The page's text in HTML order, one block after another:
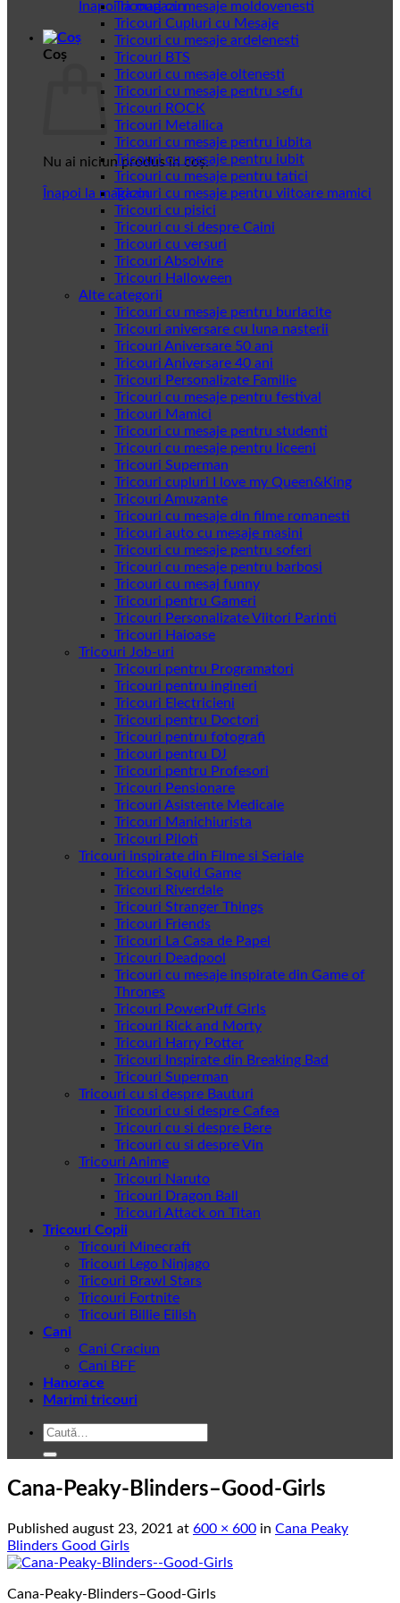
Înapoi la magazin
Coș
Nu ai niciun produs în coș.
Înapoi la magazin
Tricouri cu mesaje moldovenesti
Tricouri Cupluri cu Mesaje
Tricouri cu mesaje ardelenesti
Tricouri BTS
Tricouri cu mesaje oltenesti
Tricouri cu mesaje pentru sefu
Tricouri ROCK
Tricouri Metallica
Tricouri cu mesaje pentru iubita
Tricouri cu mesaje pentru iubit
Tricouri cu mesaje pentru tatici
Tricouri cu mesaje pentru viitoare mamici
Tricouri cu pisici
Tricouri cu si despre Caini
Tricouri cu versuri
Tricouri Absolvire
Tricouri Halloween
Alte categorii
Tricouri cu mesaje pentru burlacite
Tricouri aniversare cu luna nasterii
Tricouri Aniversare 50 ani
Tricouri Aniversare 40 ani
Tricouri Personalizate Familie
Tricouri cu mesaje pentru festival
Tricouri Mamici
Tricouri cu mesaje pentru studenti
Tricouri cu mesaje pentru liceeni
Tricouri Superman
Tricouri cupluri I love my Queen&King
Tricouri Amuzante
Tricouri cu mesaje din filme romanesti
Tricouri auto cu mesaje masini
Tricouri cu mesaje pentru soferi
Tricouri cu mesaje pentru barbosi
Tricouri cu mesaj funny
Tricouri pentru Gameri
Tricouri Personalizate Viitori Parinti
Tricouri Haioase
Tricouri Job-uri
Tricouri pentru Programatori
Tricouri pentru ingineri
Tricouri Electricieni
Tricouri pentru Doctori
Tricouri pentru fotografi
Tricouri pentru DJ
Tricouri pentru Profesori
Tricouri Pensionare
Tricouri Asistente Medicale
Tricouri Manichiurista
Tricouri Piloti
Tricouri inspirate din Filme si Seriale
Tricouri Squid Game
Tricouri Riverdale
Tricouri Stranger Things
Tricouri Friends
Tricouri La Casa de Papel
Tricouri Deadpool
Tricouri cu mesaje inspirate din Game of
Thrones
Tricouri PowerPuff Girls
Tricouri Rick and Morty
Tricouri Harry Potter
Tricouri Inspirate din Breaking Bad
Tricouri Superman
Tricouri cu si despre Bauturi
Tricouri cu si despre Cafea
Tricouri cu si despre Bere
Tricouri cu si despre Vin
Tricouri Anime
Tricouri Naruto
Tricouri Dragon Ball
Tricouri Attack on Titan
Tricouri Copii
Tricouri Minecraft
Tricouri Lego Ninjago
Tricouri Brawl Stars
Tricouri Fortnite
Tricouri Billie Eilish
Cani
Cani Craciun
Cani BFF
Hanorace
Marimi tricouri
Caută
Cana-Peaky-Blinders–Good-Girls
Published august 23, 2021 at 600 × 600 in Cana Peaky
Blinders Good Girls
Cana-Peaky-Blinders–Good-Girls